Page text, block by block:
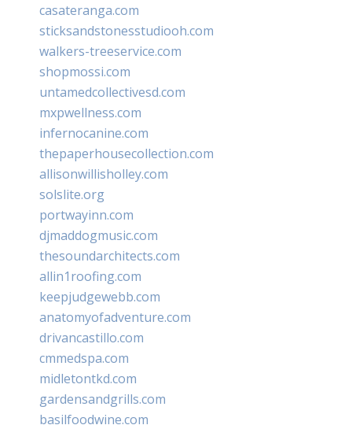
casateranga.com
sticksandstonesstudiooh.com
walkers-treeservice.com
shopmossi.com
untamedcollectivesd.com
mxpwellness.com
infernocanine.com
thepaperhousecollection.com
allisonwillisholley.com
solslite.org
portwayinn.com
djmaddogmusic.com
thesoundarchitects.com
allin1roofing.com
keepjudgewebb.com
anatomyofadventure.com
drivancastillo.com
cmmedspa.com
midletontkd.com
gardensandgrills.com
basilfoodwine.com